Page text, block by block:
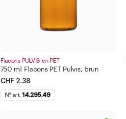
Flacons PULVIS en PET
750 ml Flacons PET Pulvis, brun
CHF 2.38
N° art.14.295.49